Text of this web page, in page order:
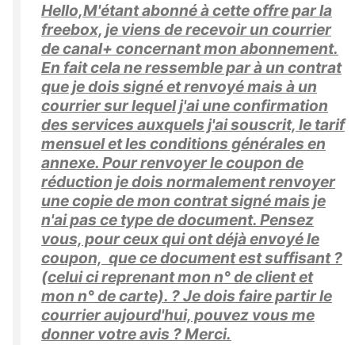
Hello,M'étant abonné à cette offre par la
freebox, je viens de recevoir un courrier
de canal+ concernant mon abonnement.
En fait cela ne ressemble par à un contrat
que je dois signé et renvoyé mais à un
courrier sur lequel j'ai une confirmation
des services auxquels j'ai souscrit, le tarif
mensuel et les conditions générales en
annexe. Pour renvoyer le coupon de
réduction je dois normalement renvoyer
une copie de mon contrat signé mais je
n'ai pas ce type de document. Pensez
vous, pour ceux qui ont déjà envoyé le
coupon, que ce document est suffisant ?
(celui ci reprenant mon n° de client et
mon n° de carte). ? Je dois faire partir le
courrier aujourd'hui, pouvez vous me
donner votre avis ? Merci.